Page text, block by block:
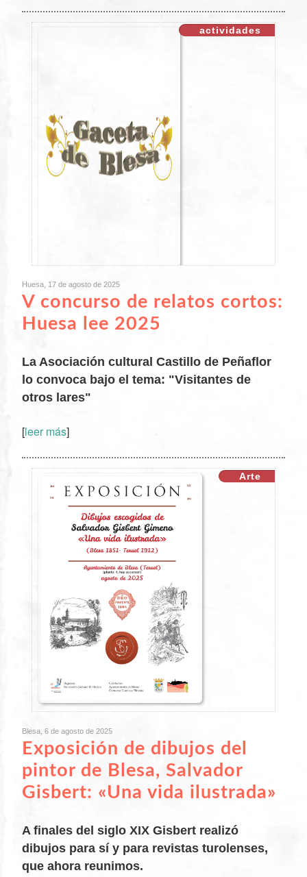
actividades
Huesa, 17 de agosto de 2025
V concurso de relatos cortos:
Huesa lee 2025
La Asociación cultural Castillo de Peñaflor
lo convoca bajo el tema: "Visitantes de
otros lares"
[leer más]
Arte
Blesa, 6 de agosto de 2025
Exposición de dibujos del
pintor de Blesa, Salvador
Gisbert: «Una vida ilustrada»
A finales del siglo XIX Gisbert realizó
dibujos para sí y para revistas turolenses,
que ahora reunimos.